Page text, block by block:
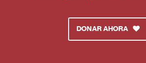
DONAR AHORA